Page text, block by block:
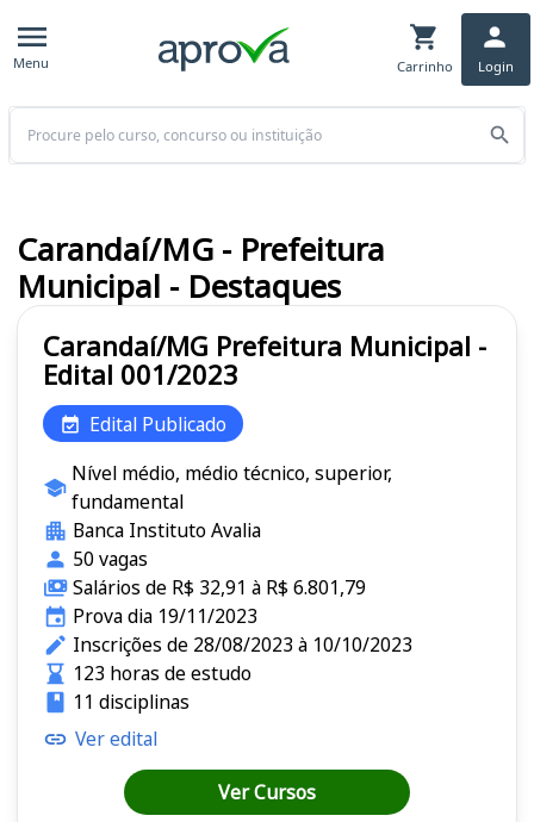
Menu Carrinho Login
Buscar
Carandaí/MG Prefeitura Municipal -
Edital 001/2023
Edital Publicado
Nível médio, médio técnico, superior,
fundamental
Banca Instituto Avalia
50 vagas
Salários de R$ 32,91 à R$ 6.801,79
Prova dia 19/11/2023
Inscrições de 28/08/2023 à 10/10/2023
123 horas de estudo
11 disciplinas
Ver edital
Ver Cursos
Carandaí/MG - Prefeitura
Municipal - Destaques